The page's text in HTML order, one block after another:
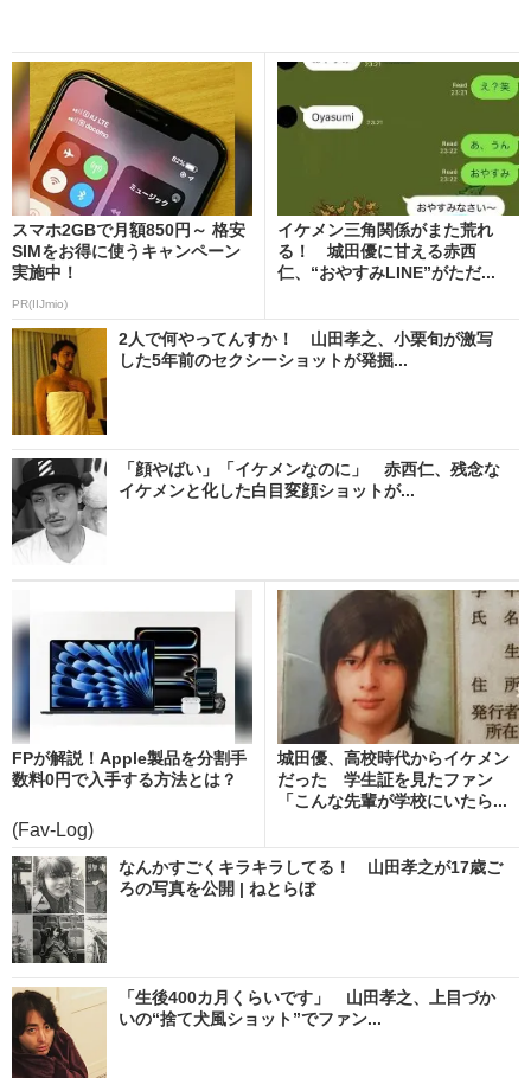
スマホ2GBで月額850円～ 格安
SIMをお得に使うキャンペーン
実施中！
PR(IIJmio)
イケメン三角関係がまた荒れ
る！ 城田優に甘える赤西
仁、“おやすみLINE”がただ...
2人で何やってんすか！ 山田孝之、小栗旬が激写
した5年前のセクシーショットが発掘...
「顔やばい」「イケメンなのに」 赤西仁、残念な
イケメンと化した白目変顔ショットが...
FPが解説！Apple製品を分割手
数料0円で入手する方法とは？
(Fav-Log)
城田優、高校時代からイケメン
だった 学生証を見たファン
「こんな先輩が学校にいたら...
なんかすごくキラキラしてる！ 山田孝之が17歳ご
ろの写真を公開 | ねとらぼ
「生後400カ月くらいです」 山田孝之、上目づか
いの“捨て犬風ショット”でファン...